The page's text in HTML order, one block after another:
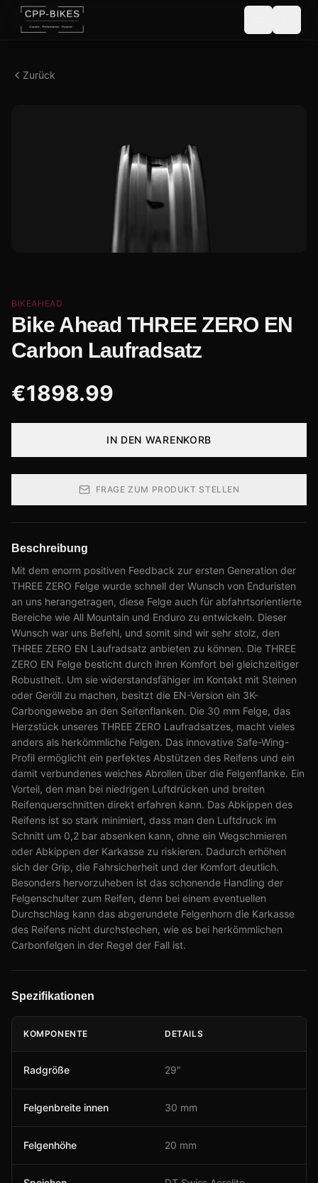
Zurück
BIKEAHEAD
Bike Ahead THREE ZERO EN
Carbon Laufradsatz
€1898.99
IN DEN WARENKORB
FRAGE ZUM PRODUKT STELLEN
Beschreibung
Mit dem enorm positiven Feedback zur ersten Generation der
THREE ZERO Felge wurde schnell der Wunsch von Enduristen
an uns herangetragen, diese Felge auch für abfahrtsorientierte
Bereiche wie All Mountain und Enduro zu entwickeln. Dieser
Wunsch war uns Befehl, und somit sind wir sehr stolz, den
THREE ZERO EN Laufradsatz anbieten zu können. Die THREE
ZERO EN Felge besticht durch ihren Komfort bei gleichzeitiger
Robustheit. Um sie widerstandsfähiger im Kontakt mit Steinen
oder Geröll zu machen, besitzt die EN-Version ein 3K-
Carbongewebe an den Seitenflanken. Die 30 mm Felge, das
Herzstück unseres THREE ZERO Laufradsatzes, macht vieles
anders als herkömmliche Felgen. Das innovative Safe-Wing-
Profil ermöglicht ein perfektes Abstützen des Reifens und ein
damit verbundenes weiches Abrollen über die Felgenflanke. Ein
Vorteil, den man bei niedrigen Luftdrücken und breiten
Reifenquerschnitten direkt erfahren kann. Das Abkippen des
Reifens ist so stark minimiert, dass man den Luftdruck im
Schnitt um 0,2 bar absenken kann, ohne ein Wegschmieren
oder Abkippen der Karkasse zu riskieren. Dadurch erhöhen
sich der Grip, die Fahrsicherheit und der Komfort deutlich.
Besonders hervorzuheben ist das schonende Handling der
Felgenschulter zum Reifen, denn bei einem eventuellen
Durchschlag kann das abgerundete Felgenhorn die Karkasse
des Reifens nicht durchstechen, wie es bei herkömmlichen
Carbonfelgen in der Regel der Fall ist.
Spezifikationen
KOMPONENTE DETAILS
Radgröße 29"
Felgenbreite innen 30 mm
Felgenhöhe 20 mm